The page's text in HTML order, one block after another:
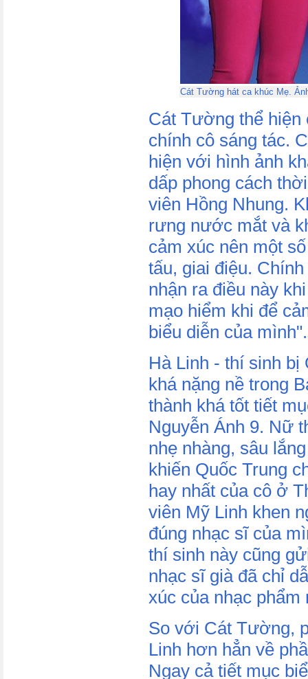
Cát Tường hát ca khúc Mẹ.
Cát Tường thể hiện
chính cô sáng tác.
hiện với hình ảnh
dấp phong cách
viên Hồng Nhung.
rưng nước mắt và
cảm xúc nên một
tấu, giai điệu.
nhận ra điều này
mạo hiểm khi để
biểu diễn của mình".
Hà Linh - thí sinh bị
khá nặng nề trong
thành khá tốt tiết
Nguyễn Ánh 9. Nữ
nhẹ nhàng, sâu
khiến Quốc Trung
hay nhất của cô ở
viên Mỹ Linh khen
đúng nhạc sĩ của
thí sinh này cũng
nhạc sĩ già đã chỉ
xúc của nhạc phẩm
So với Cát Tường,
Linh hơn hẳn về
Ngay cả tiết mục